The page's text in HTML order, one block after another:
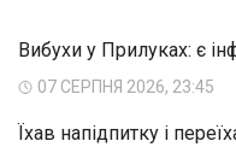
Вибухи у Прилуках: є
07 СЕРПНЯ 2026, 23:45
Їхав напідпитку і